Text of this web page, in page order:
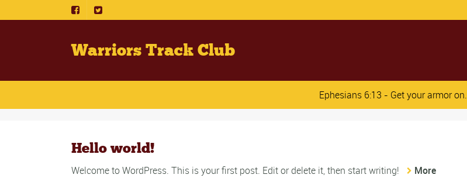
Warriors Track Club
Ephesians 6:13 - Get your armor on.
Hello world!
Welcome to WordPress. This is your first post. Edit or delete it, then start writing! More